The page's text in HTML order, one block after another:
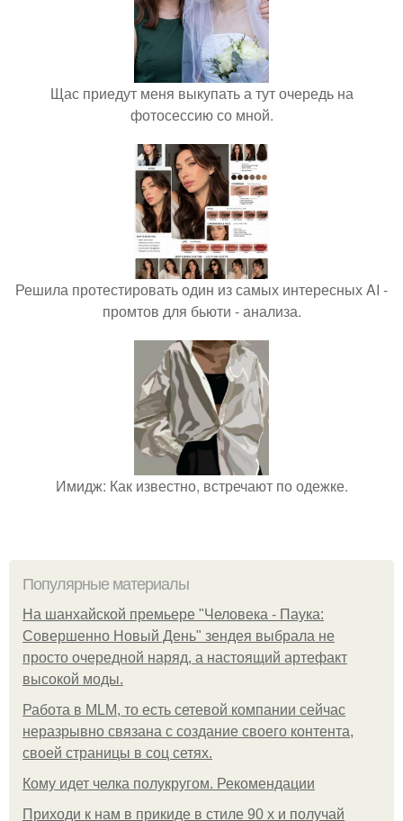
Щас приедут меня выкупать а тут очередь на
фотосессию со мной.
Решила протестировать один из самых интересных AI -
промтов для бьюти - анализа.
Имидж: Как известно, встречают по одежке.
Популярные материалы
На шанхайской премьере "Человека - Паука:
Совершенно Новый День" зендея выбрала не
просто очередной наряд, а настоящий артефакт
высокой моды.
Работа в MLM, то есть сетевой компании сейчас
неразрывно связана с создание своего контента,
своей страницы в соц сетях.
Кому идет челка полукругом. Рекомендации
Приходи к нам в прикиде в стиле 90 х и получай